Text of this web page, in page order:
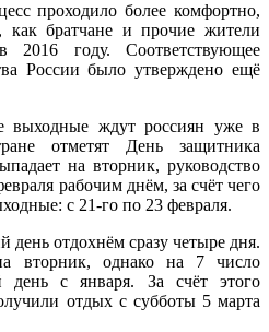
проходило более комфортно,
как братчане и прочие жители
2016 году. Соответствующее
России было утверждено ещё
выходные ждут россиян уже в
отметят День защитника
на вторник, руководство
рабочим днём, за счёт чего
с 21-го по 23 февраля.
отдохнём сразу четыре дня.
вторник, однако на 7 число
день с января. За счёт этого
отдых с субботы 5 марта